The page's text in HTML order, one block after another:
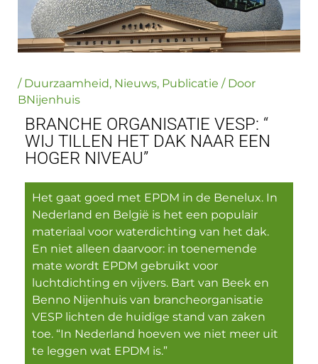
/ Duurzaamheid, Nieuws, Publicatie / Door
BNijenhuis
BRANCHE ORGANISATIE VESP: “
WIJ TILLEN HET DAK NAAR EEN
HOGER NIVEAU”
Het gaat goed met EPDM in de Benelux. In
Nederland en België is het een populair
materiaal voor waterdichting van het dak.
En niet alleen daarvoor: in toenemende
mate wordt EPDM gebruikt voor
luchtdichting en vijvers. Bart van Beek en
Benno Nijenhuis van brancheorganisatie
VESP lichten de huidige stand van zaken
toe. “In Nederland hoeven we niet meer uit
te leggen wat EPDM is.”